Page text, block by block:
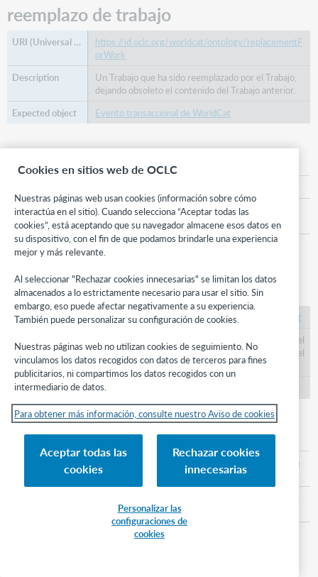
reemplazo de trabajo
https://id.oclc.org/worldcat/ontology/replacementF
orWork
Un Trabajo que ha sido reemplazado por el Trabajo,
dejando obsoleto el contenido del Trabajo anterior.
Evento transaccional de WorldCat
Agente encargado de recopilar información
relevante que informa la creación del Trabajo.
Función de WorldCat
restauracionista
https://id.oclc.org/worldcat/ontology/restorationist
Agente encargado del arreglo y/o reconstrucción del
Trabajo con respecto a la intención y el contenido del
creador original.
Función de WorldCat
separado del trabajo
https://id.oclc.org/worldcat/ontology/separatedFro
mWork
otro Trabajo que también continúa.
Evento transaccional de WorldCat
Cookies en sitios web de OCLC
Nuestras páginas web usan cookies (información sobre cómo
interactúa en el sitio). Cuando selecciona “Aceptar todas las
cookies”, está aceptando que su navegador almacene esos datos en
su dispositivo, con el fin de que podamos brindarle una experiencia
mejor y más relevante.
Al seleccionar "Rechazar cookies innecesarias" se limitan los datos
almacenados a lo estrictamente necesario para usar el sitio. Sin
embargo, eso puede afectar negativamente a su experiencia.
También puede personalizar su configuración de cookies.
Nuestras páginas web no utilizan cookies de seguimiento. No
vinculamos los datos recogidos con datos de terceros para fines
publicitarios, ni compartimos los datos recogidos con un
intermediario de datos.
Para obtener más información, consulte nuestro Aviso de cookies
Aceptar todas las
cookies
Rechazar cookies
innecesarias
Personalizar las
configuraciones de
cookies